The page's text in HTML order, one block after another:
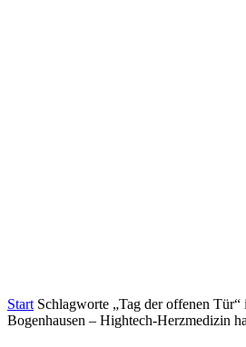
Start Schlagworte „Tag der offenen
Bogenhausen – Hightech-Herzmedizin